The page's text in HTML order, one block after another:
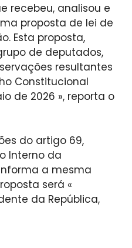
recebeu, analisou e
proposta de lei de
Esta proposta,
de deputados,
resultantes
Constitucional
de 2026 », reporta o
do artigo 69,
Interno da
a mesma
será «
da República,